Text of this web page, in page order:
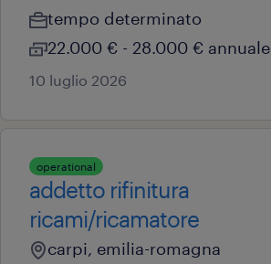
tempo determinato
22.000 € - 28.000 € annuale
10 luglio 2026
operational
addetto rifinitura
ricami/ricamatore
carpi, emilia-romagna